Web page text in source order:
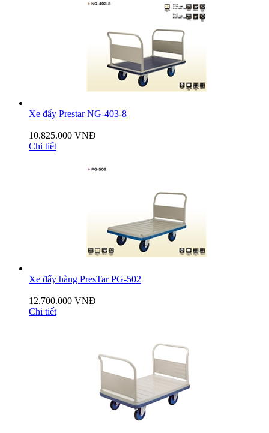
Xe đẩy Prestar NG-403-8
10.825.000 VNĐ
Chi tiết
Xe đẩy hàng PresTar PG-502
12.700.000 VNĐ
Chi tiết